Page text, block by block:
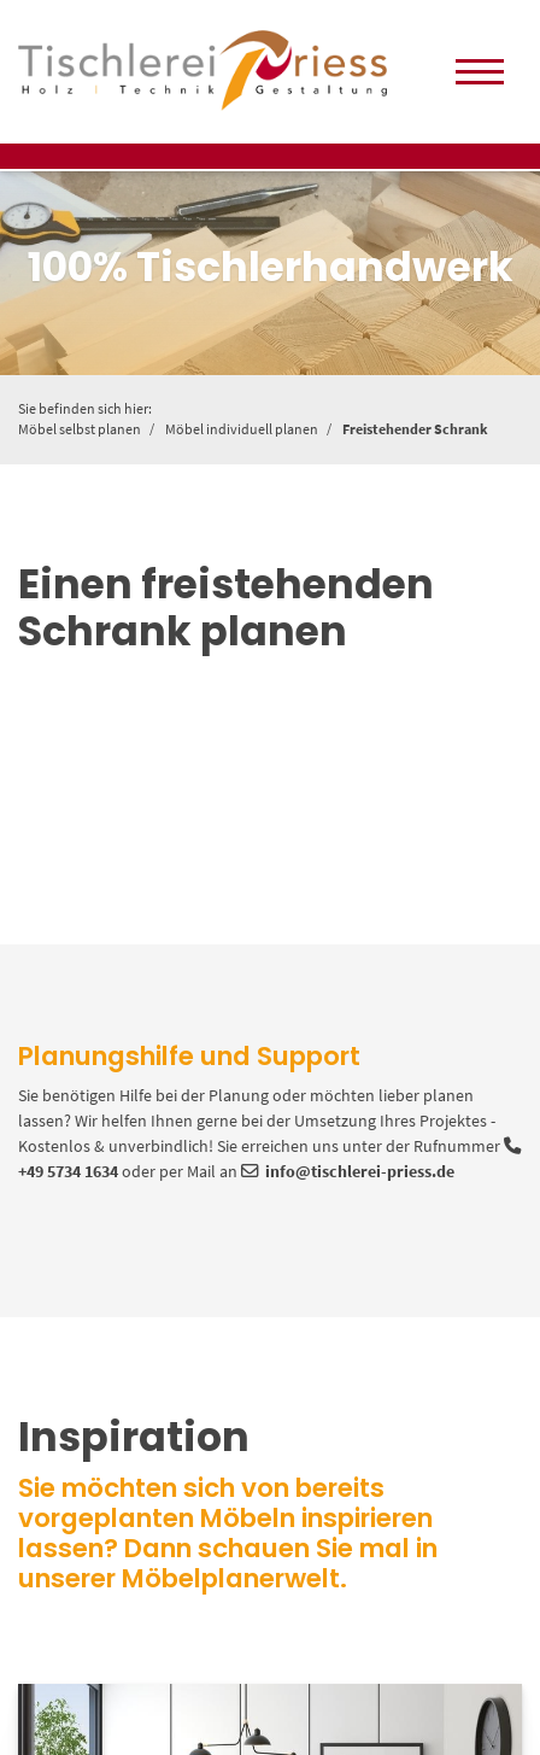
100% Tischlerhandwerk
Sie befinden sich hier:
Möbel selbst planen
Möbel individuell planen Freistehender Schrank
Einen freistehenden
Schrank planen
Planungshilfe und Support
Sie benötigen Hilfe bei der Planung oder möchten lieber planen
lassen? Wir helfen Ihnen gerne bei der Umsetzung Ihres Projektes -
Kostenlos & unverbindlich! Sie erreichen uns unter der Rufnummer
+49 5734 1634oder per Mail an info@tischlerei-priess.de
Inspiration
Sie möchten sich von bereits
vorgeplanten Möbeln inspirieren
lassen? Dann schauen Sie mal in
unserer Möbelplanerwelt.